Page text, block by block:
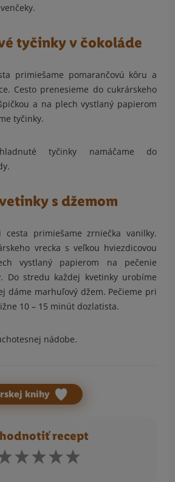
tyčinky v čokoláde
primiešame pomarančovú kôru a
Cesto prenesieme do cukrárskeho
a na plech vystlaný papierom
tyčinky.
tyčinky namáčame do
s džemom
cesta primiešame zrniečka vanilky.
vrecka s veľkou hviezdicovou
vystlaný papierom na pečenie
Do stredu každej kvetinky urobíme
dáme marhuľový džem. Pečieme pri
10 – 15 minút dozlatista.
nádobe.
knihy
recept